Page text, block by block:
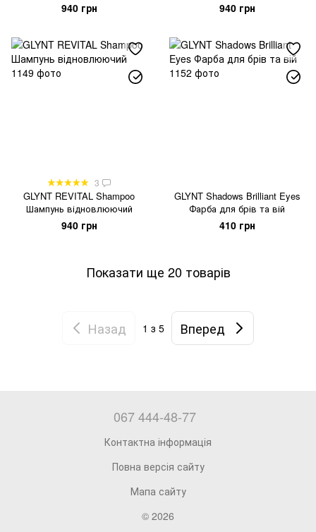
940 грн 940 грн
3
GLYNT REVITAL Shampoo
Шампунь відновлюючий
940 грн
GLYNT Shadows Brilliant Eyes
Фарба для брів та вій
410 грн
Показати ще 20 товарів
Назад 1 з 5 Вперед
067 444-48-77
Контактна інформація
Повна версія сайту
Мапа сайту
© 2026